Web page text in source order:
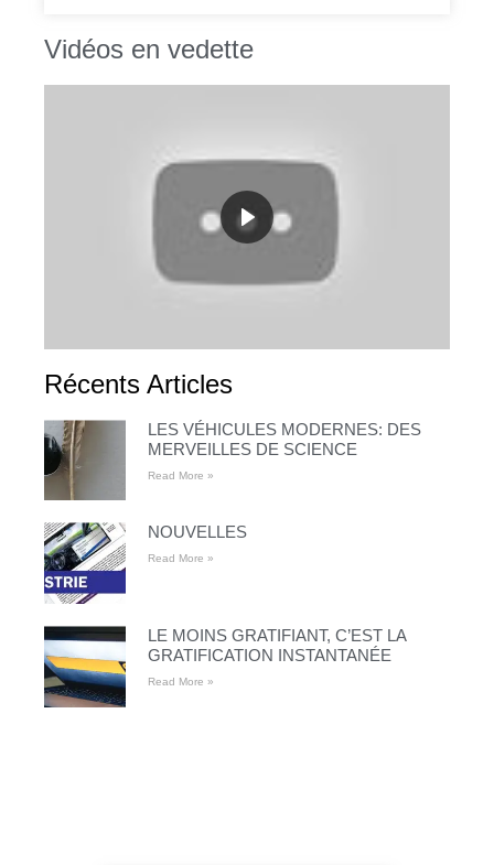
Vidéos en vedette
Récents Articles
LES VÉHICULES MODERNES: DES
MERVEILLES DE SCIENCE
Read More »
NOUVELLES
Read More »
LE MOINS GRATIFIANT, C’EST LA
GRATIFICATION INSTANTANÉE
Read More »